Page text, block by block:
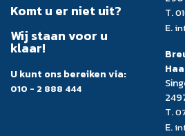
Komt u er niet uit?
Wij staan voor u
klaar!
U kunt ons bereiken via:
010 - 2 888 444
T.
E.
T.
E.